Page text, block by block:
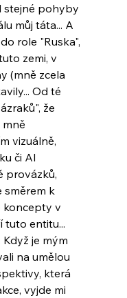
stejné pohyby
můj táta... A
role "Ruska",
zemi, v
(mně zcela
Od té
že
vizuálně,
či AI
provázků,
směrem k
koncepty v
tuto entitu...
Když je mým
na umělou
která
vyjde mi